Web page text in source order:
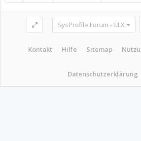
SysProfile Forum - UI.X
Kontakt Hilfe Sitemap
Datenschutzerklärung